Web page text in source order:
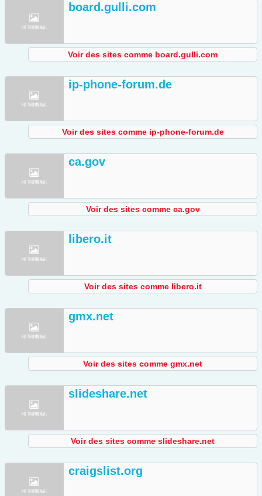
board.gulli.com
Voir des sites comme board.gulli.com
ip-phone-forum.de
Voir des sites comme ip-phone-forum.de
ca.gov
Voir des sites comme ca.gov
libero.it
Voir des sites comme libero.it
gmx.net
Voir des sites comme gmx.net
slideshare.net
Voir des sites comme slideshare.net
craigslist.org